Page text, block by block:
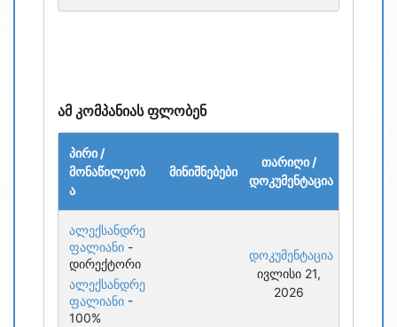
ამ კომპანიას ფლობენ
პირი /
მონაწილეობ
ა
მინიშნებები
თარიღი /
დოკუმენტაცია
ალექსანდრე
ფალიანი -
დირექტორი
ალექსანდრე
ფალიანი -
100%
დოკუმენტაცია
ივლისი 21,
2026